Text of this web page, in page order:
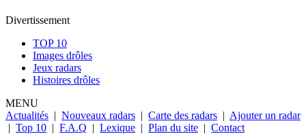
Divertissement
TOP 10
Images drôles
Jeux radars
Histoires drôles
MENU
Actualités | Nouveaux radars | Carte des radars | Ajouter un radar
| Top 10 | F.A.Q | Lexique | Plan du site | Contact